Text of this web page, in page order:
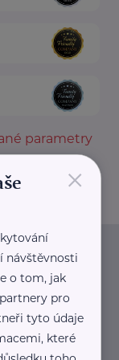
parametry
na každý den,
Takový je
se k jeho
×
návštěvnosti
o tom, jak
pro
tyto údaje
které